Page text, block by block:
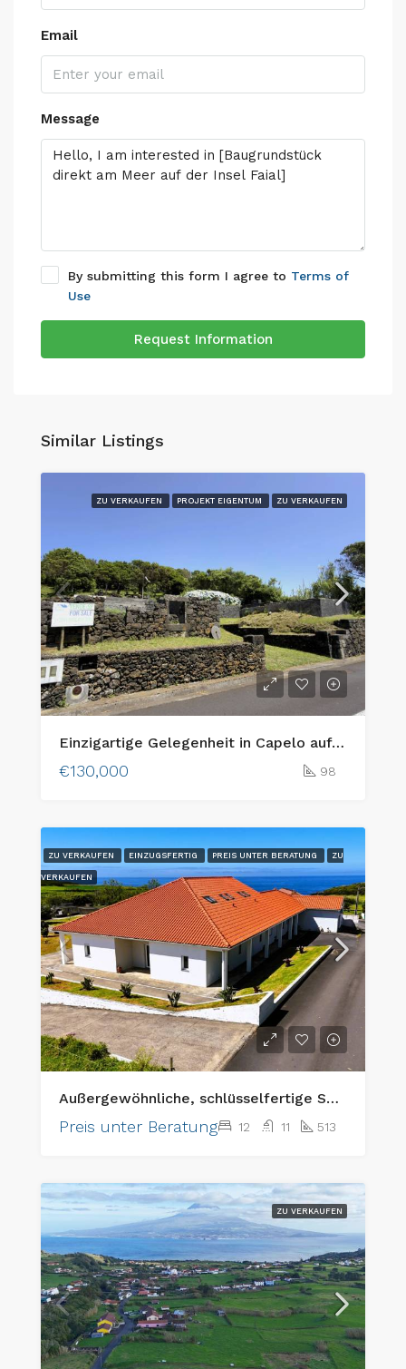
Email
Message
By submitting this form I agree to Terms of
Use
Request Information
Similar Listings
ZU VERKAUFEN PROJEKT EIGENTUM ZU VERKAUFEN
Einzigartige Gelegenheit in Capelo auf der Insel Faial: Zwei aneinandergrenzende Baugrundstücke mit Meerblick und traditionellem Charme
€130,000 98
ZU VERKAUFEN EINZUGSFERTIG PREIS UNTER BERATUNG ZU
VERKAUFEN
Außergewöhnliche, schlüsselfertige Seniorenpflegeeinrichtung und erstklassige Anlageimmobilie
Preis unter Beratung 12 11 513
ZU VERKAUFEN